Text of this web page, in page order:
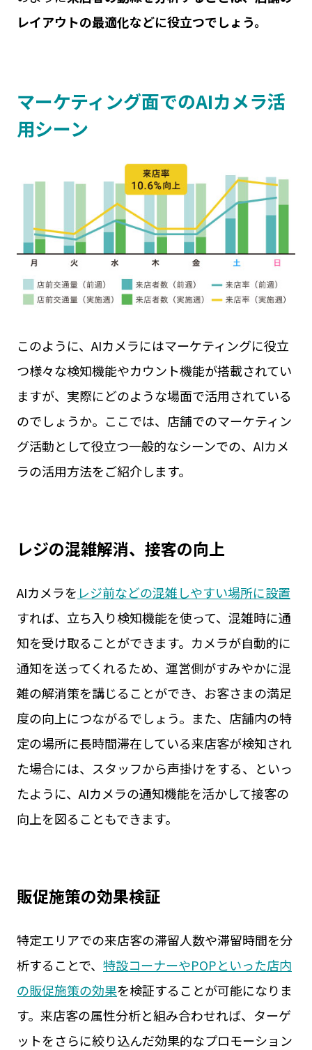
レイアウトの最適化などに役立つでしょう。
マーケティング面でのAIカメラ活
用シーン
このように、AIカメラにはマーケティングに役立
つ様々な検知機能やカウント機能が搭載されてい
ますが、実際にどのような場面で活用されている
のでしょうか。ここでは、店舗でのマーケティン
グ活動として役立つ一般的なシーンでの、AIカメ
ラの活用方法をご紹介します。
レジの混雑解消、接客の向上
AIカメラを レジ前などの混雑しやすい場所に設置
すれば、立ち入り検知機能を使って、混雑時に通
知を受け取ることができます。カメラが自動的に
通知を送ってくれるため、運営側がすみやかに混
雑の解消策を講じることができ、お客さまの満足
度の向上につながるでしょう。また、店舗内の特
定の場所に長時間滞在している来店客が検知され
た場合には、スタッフから声掛けをする、といっ
たように、AIカメラの通知機能を活かして接客の
向上を図ることもできます。
販促施策の効果検証
特定エリアでの来店客の滞留人数や滞留時間を分
析することで、 特設コーナーやPOPといった店内
の販促施策の効果を検証することが可能になりま
す。来店客の属性分析と組み合わせれば、ターゲ
ットをさらに絞り込んだ効果的なプロモーション